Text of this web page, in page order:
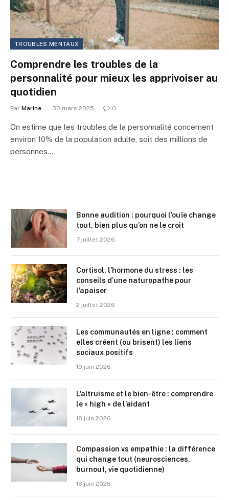
TROUBLES MENTAUX
Comprendre les troubles de la
personnalité pour mieux les apprivoiser au
quotidien
Par Marine 30 mars 2025 0
On estime que les troubles de la personnalité concernent
environ 10% de la population adulte, soit des millions de
personnes…
Bonne audition : pourquoi l’ouïe change
tout, bien plus qu’on ne le croit
7 juillet 2026
Cortisol, l’hormone du stress : les
conseils d’une naturopathe pour
l’apaiser
2 juillet 2026
Les communautés en ligne : comment
elles créent (ou brisent) les liens
sociaux positifs
19 juin 2026
L’altruisme et le bien-être : comprendre
le « high » de l’aidant
18 juin 2026
Compassion vs empathie : la différence
qui change tout (neurosciences,
burnout, vie quotidienne)
18 juin 2026